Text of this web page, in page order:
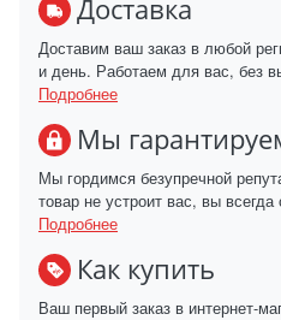
Доставка
Доставим ваш заказ в любой
и день. Работаем для вас, без
Подробнее
Мы
Мы гордимся безупречной
товар не устроит вас, вы
Подробнее
Как купить
Ваш первый заказ в интернет-